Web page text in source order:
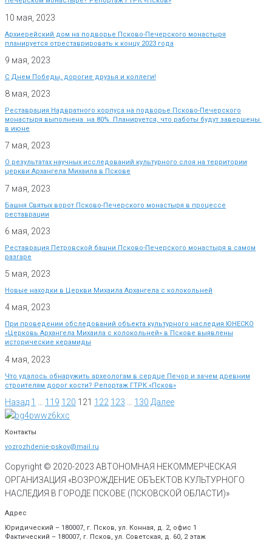
10 мая, 2023
Архиерейский дом на подворье Псково-Печерского монастыря
планируется отреставрировать к концу 2023 года
9 мая, 2023
С Днем Победы, дорогие друзья и коллеги!
8 мая, 2023
Реставрация Надвратного корпуса на подворье Псково-Печерского
монастыря выполнена на 80%. Планируется, что работы будут завершены
в июне
7 мая, 2023
О результатах научных исследований культурного слоя на территории
церкви Архангела Михаила в Пскове
7 мая, 2023
Башня Святых ворот Псково-Печерского монастыря в процессе
реставрации
6 мая, 2023
Реставрация Петровской башни Псково-Печерского монастыря в самом
разгаре
5 мая, 2023
Новые находки в Церкви Михаила Архангела с колокольней
4 мая, 2023
При проведении обследований объекта культурного наследия ЮНЕСКО
«Церковь Архангела Михаила с колокольней» в Пскове выявлены
исторические керамиды
4 мая, 2023
Что удалось обнаружить археологам в сердце Печор и зачем древним
строителям дорог кости? Репортаж ГТРК «Псков»
Назад 1 119 120 121 122 123 130 Далее
Контакты
vozrozhdenie-pskov@mail.ru
Copyright © 2020-2023 АВТОНОМНАЯ НЕКОММЕРЧЕСКАЯ
ОРГАНИЗАЦИЯ «ВОЗРОЖДЕНИЕ ОБЪЕКТОВ КУЛЬТУРНОГО
НАСЛЕДИЯ В ГОРОДЕ ПСКОВЕ (ПСКОВСКОЙ ОБЛАСТИ)»
Адрес
Юридический – 180007, г. Псков, ул. Конная, д. 2, офис 1
Фактический – 180007, г. Псков, ул. Советская, д. 60, 2 этаж